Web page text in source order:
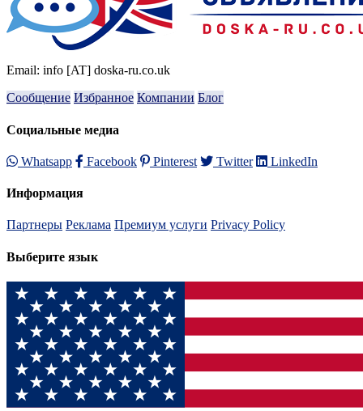
Email: info [AT] doska-ru.co.uk
Сообщение Избранное Компании Блог
Социальные медиа
Whatsapp Facebook Pinterest Twitter LinkedIn
Информация
Партнеры Реклама Премиум услуги Privacy Policy
Выберите язык